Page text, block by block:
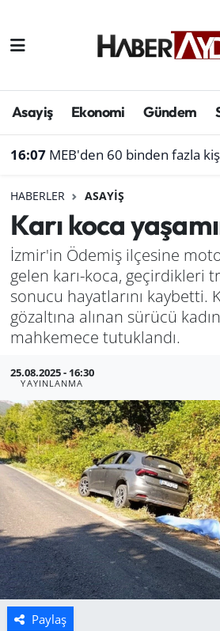
Asayiş Ekonomi Gündem
16:07 MEB'den 60 binden fazla kişiye iş
HABERLER ASAYIŞ
Karı koca
İzmir'in Ödemiş ilçesine
gelen karı-koca, geçirdikleri
sonucu hayatlarını kaybetti.
gözaltına alınan sürücü kadın,
mahkemece tutuklandı.
25.08.2025 - 16:30
YAYINLANMA
Paylaş
Afyonkarahisar
Çevre
Genel
Haber
Izmir
Kütahya
Manisa
Muğla
Politika
Uşak
Aydın Hava Durumu
Süper Lig Puan Durumu
Son Dakika Haberleri
Haber Arşivi